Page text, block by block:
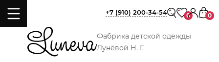
Фабрика детской одежды
Лунёвой Н. Г.
+7 (910) 200-34-54 0 0